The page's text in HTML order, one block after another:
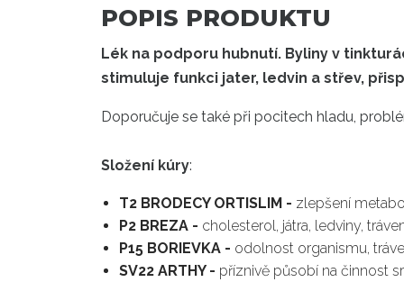
POPIS PRODUKTU
Lék na podporu hubnutí. Byliny v
stimuluje funkci jater, ledvin a střev,
Doporučuje se také při pocitech hladu,
Složení kúry:
T2 BRODECY ORTISLIM - zlepšení
P2 BREZA - cholesterol, játra, ledviny,
P15 BORIEVKA - odolnost organismu,
SV22 ARTHY - příznivě působí na činnost